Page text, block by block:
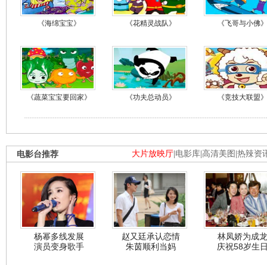
《海绵宝宝》 《花精灵战队》 《飞哥与小佛》
《蔬菜宝宝要回家》 《功夫总动员》 《竞技大联盟》
大片放映厅 电影库 高清美图 热辣资
电影台推荐
杨幂多线发展
演员变身歌手
赵又廷承认恋情
朱茵顺利当妈
林凤娇为成龙
庆祝58岁生